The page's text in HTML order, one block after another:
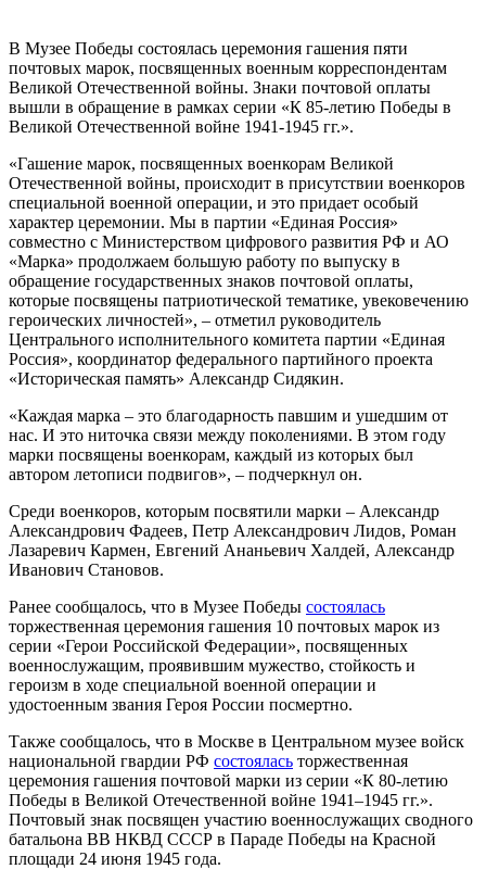
В Музее Победы состоялась церемония гашения пяти
почтовых марок, посвященных военным корреспондентам
Великой Отечественной войны. Знаки почтовой оплаты
вышли в обращение в рамках серии «К 85-летию Победы в
Великой Отечественной войне 1941-1945 гг.».
«Гашение марок, посвященных военкорам Великой
Отечественной войны, происходит в присутствии военкоров
специальной военной операции, и это придает особый
характер церемонии. Мы в партии «Единая Россия»
совместно с Министерством цифрового развития РФ и АО
«Марка» продолжаем большую работу по выпуску в
обращение государственных знаков почтовой оплаты,
которые посвящены патриотической тематике, увековечению
героических личностей», – отметил руководитель
Центрального исполнительного комитета партии «Единая
Россия», координатор федерального партийного проекта
«Историческая память» Александр Сидякин.
«Каждая марка – это благодарность павшим и ушедшим от
нас. И это ниточка связи между поколениями. В этом году
марки посвящены военкорам, каждый из которых был
автором летописи подвигов», – подчеркнул он.
Среди военкоров, которым посвятили марки – Александр
Александрович Фадеев, Петр Александрович Лидов, Роман
Лазаревич Кармен, Евгений Ананьевич Халдей, Александр
Иванович Становов.
Ранее сообщалось, что в Музее Победы состоялась
торжественная церемония гашения 10 почтовых марок из
серии «Герои Российской Федерации», посвященных
военнослужащим, проявившим мужество, стойкость и
героизм в ходе специальной военной операции и
удостоенным звания Героя России посмертно.
Также сообщалось, что в Москве в Центральном музее войск
национальной гвардии РФ состоялась торжественная
церемония гашения почтовой марки из серии «К 80-летию
Победы в Великой Отечественной войне 1941–1945 гг.».
Почтовый знак посвящен участию военнослужащих сводного
батальона ВВ НКВД СССР в Параде Победы на Красной
площади 24 июня 1945 года.